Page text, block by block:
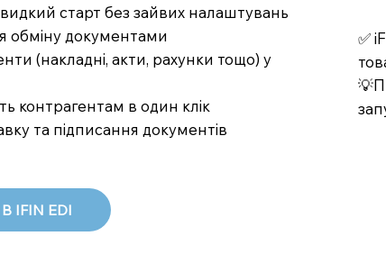
старт без зайвих налаштувань
обміну документами
(накладні, акти, рахунки тощо) у
контрагентам в один клік
та підписання документів
IFIN EDI
✅